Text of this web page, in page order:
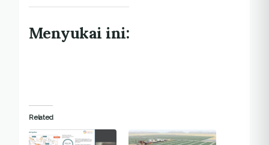
Menyukai ini:
Related